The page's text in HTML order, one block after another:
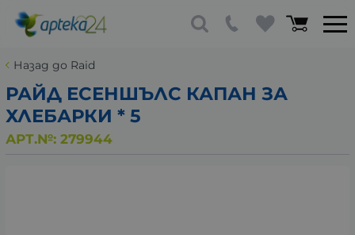
Назад до Raid
РАЙД ЕСЕНШЪЛС КАПАН ЗА
ХЛЕБАРКИ * 5
АРТ.№: 279944